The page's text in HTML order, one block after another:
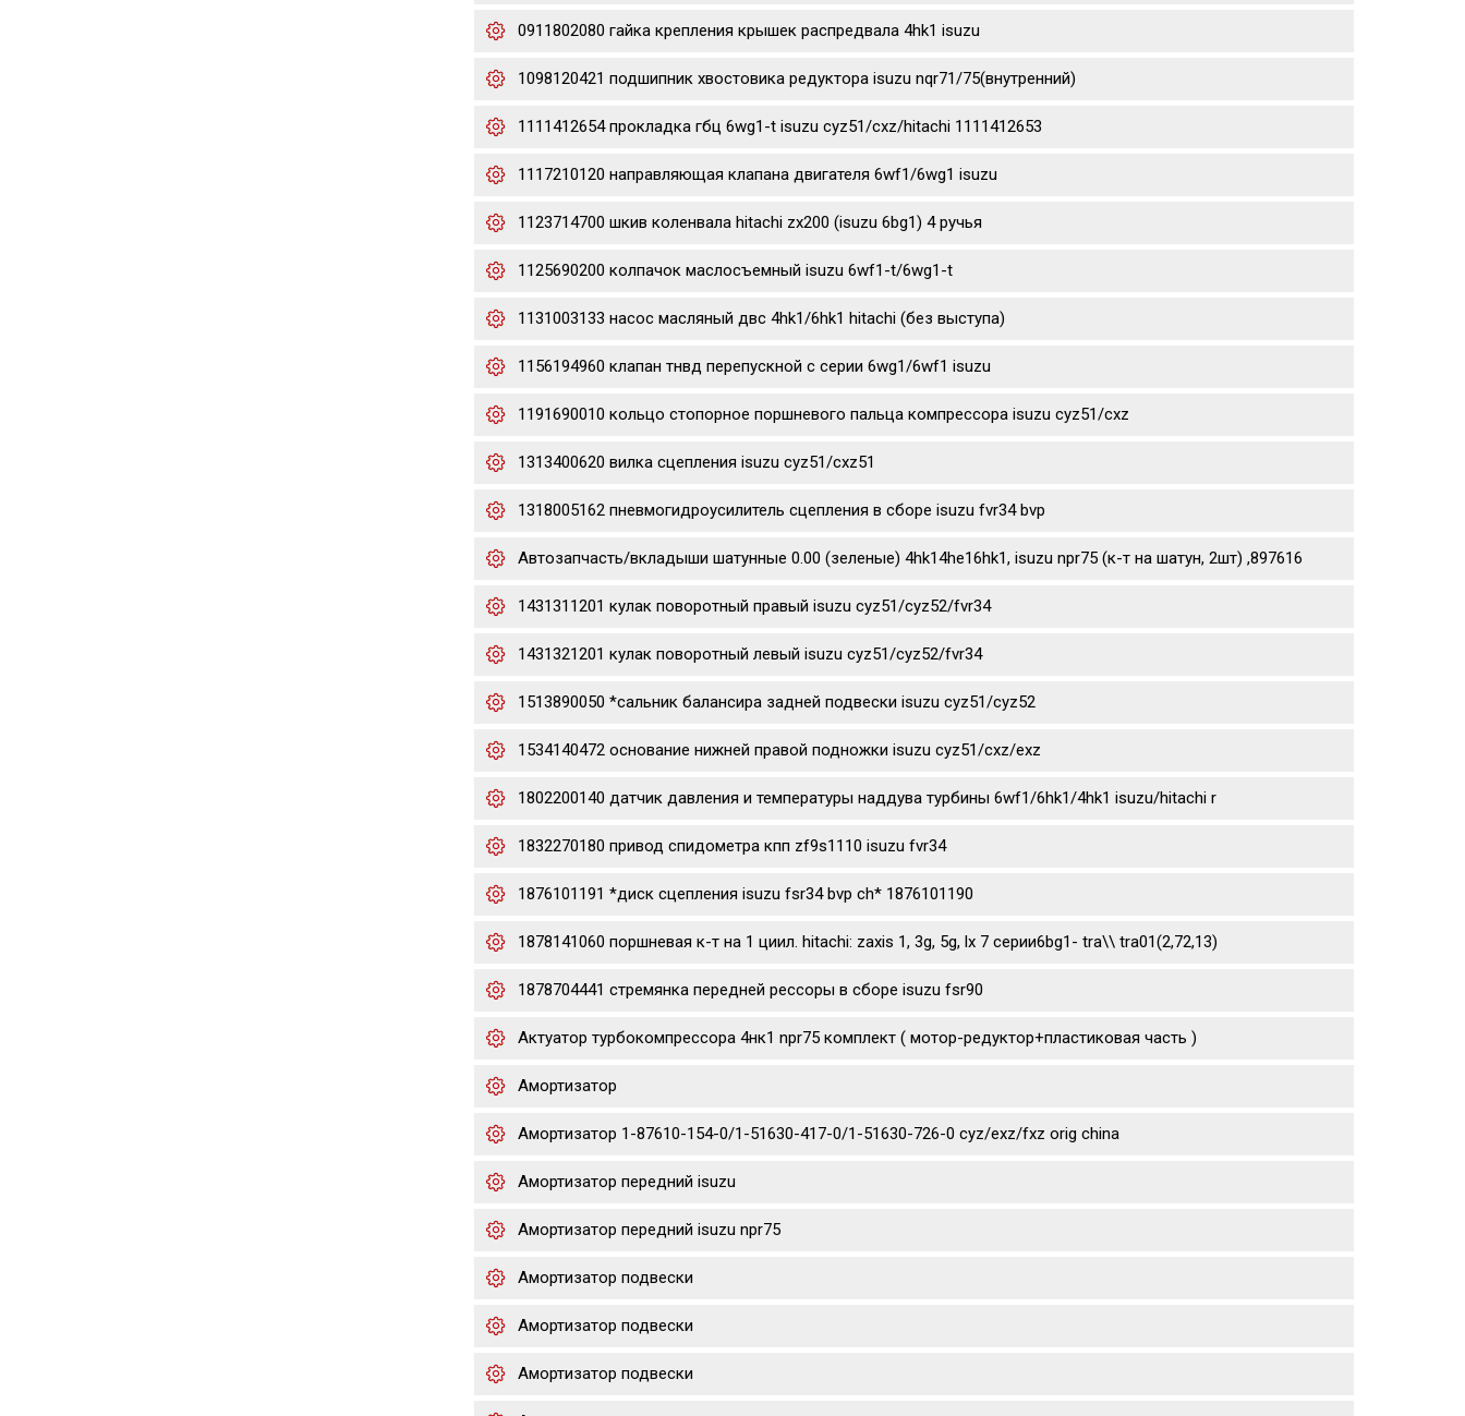
0911802080 гайка крепления крышек распредвала 4hk1 isuzu
1098120421 подшипник хвостовика редуктора isuzu nqr71/75(внутренний)
1111412654 прокладка гбц 6wg1-t isuzu cyz51/cxz/hitachi 1111412653
1117210120 направляющая клапана двигателя 6wf1/6wg1 isuzu
1123714700 шкив коленвала hitachi zx200 (isuzu 6bg1) 4 ручья
1125690200 колпачок маслосъемный isuzu 6wf1-t/6wg1-t
1131003133 насос масляный двс 4hk1/6hk1 hitachi (без выступа)
1156194960 клапан тнвд перепускной с серии 6wg1/6wf1 isuzu
1191690010 кольцо стопорное поршневого пальца компрессора isuzu cyz51/cxz
1313400620 вилка сцепления isuzu cyz51/cxz51
1318005162 пневмогидроусилитель сцепления в сборе isuzu fvr34 bvp
Автозапчасть/вкладыши шатунные 0.00 (зеленые) 4hk14he16hk1, isuzu npr75 (к-т на шатун, 2шт) ,897616
1431311201 кулак поворотный правый isuzu cyz51/cyz52/fvr34
1431321201 кулак поворотный левый isuzu cyz51/cyz52/fvr34
1513890050 *сальник балансира задней подвески isuzu cyz51/cyz52
1534140472 основание нижней правой подножки isuzu cyz51/cxz/exz
1802200140 датчик давления и температуры наддува турбины 6wf1/6hk1/4hk1 isuzu/hitachi r
1832270180 привод спидометра кпп zf9s1110 isuzu fvr34
1876101191 *диск сцепления isuzu fsr34 bvp ch* 1876101190
1878141060 поршневая к-т на 1 циил. hitachi: zaxis 1, 3g, 5g, lx 7 серии6bg1- tra\\ tra01(2,72,13)
1878704441 стремянка передней рессоры в сборе isuzu fsr90
Актуатор турбокомпрессора 4нк1 npr75 комплект ( мотор-редуктор+пластиковая часть )
Амортизатор
Амортизатор 1-87610-154-0/1-51630-417-0/1-51630-726-0 cyz/exz/fxz orig china
Амортизатор передний isuzu
Амортизатор передний isuzu npr75
Амортизатор подвески
Амортизатор подвески
Амортизатор подвески